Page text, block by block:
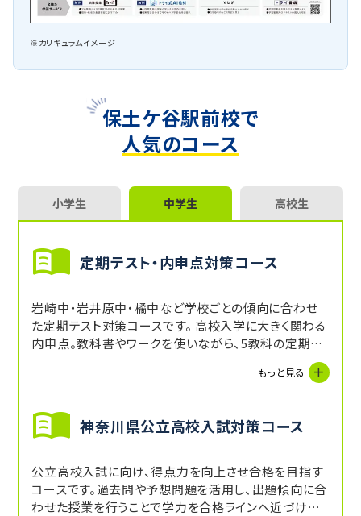
※カリキュラムイメージ
保土ケ谷駅前校で
人気のコース
小学生 中学生 高校生
定期テスト・内申点対策コース
岩崎中・岩井原中・橘中など学校ごとの傾向に合わせ
た定期テスト対策コースです。 高校入学に大きく関わる
内申点。教科書やワークを使いながら、5教科の定期テ
ストを対策し、内申点をUPを目指します。受講していな
い教科に関しても、講師からの宿題や自習スペースを
活用することで補完できます。
もっと見る
神奈川県公立高校入試対策コース
公立高校入試に向け、得点力を向上させ合格を目指す
コースです。過去問や予想問題を活用し、出題傾向に合
わせた授業を行うことで学力を合格ラインへ近づけま